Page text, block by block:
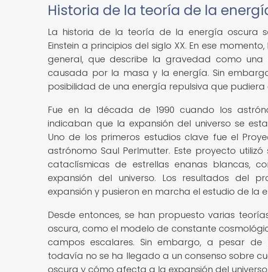
Historia de la teoría de la
La historia de la teoría de la energía oscura
Einstein a principios del siglo XX. En ese
general, que describe la gravedad como
causada por la masa y la energía. Sin
posibilidad de una energía repulsiva que
Fue en la década de 1990 cuando los
indicaban que la expansión del universo se
Uno de los primeros estudios clave fue el
astrónomo Saul Perlmutter. Este proyecto
cataclísmicas de estrellas enanas blancas,
expansión del universo. Los resultados del
expansión y pusieron en marcha el estudio de la
Desde entonces, se han propuesto varias
oscura, como el modelo de constante
campos escalares. Sin embargo, a pesar
todavía no se ha llegado a un consenso sobre
oscura y cómo afecta a la expansión del universo.